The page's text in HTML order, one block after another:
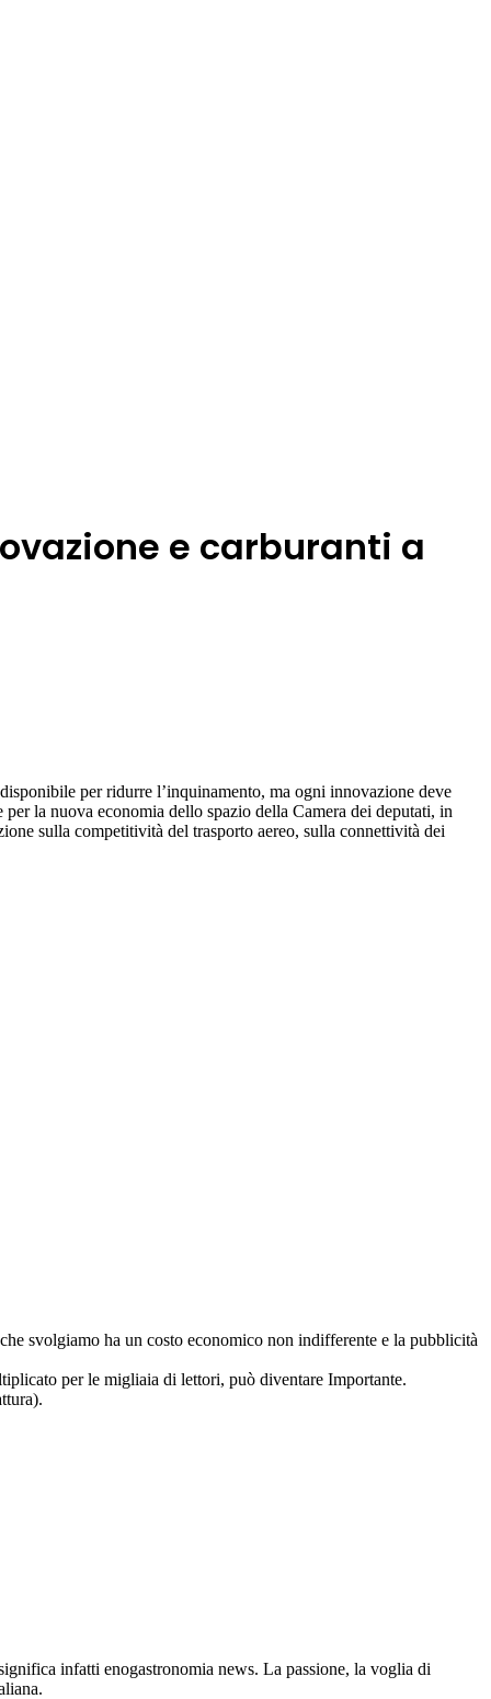
e carburanti a
per ridurre l’inquinamento, ma ogni innovazione deve
la nuova economia dello spazio della Camera dei deputati, in
sulla competitività del trasporto aereo, sulla connettività dei
svolgiamo ha un costo economico non indifferente e la pubblicità
per le migliaia di lettori, può diventare Importante.
infatti enogastronomia news. La passione, la voglia di